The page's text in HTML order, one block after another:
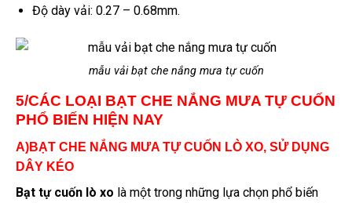
Độ dày vải: 0.27 – 0.68mm.
mẫu vải bạt che nắng mưa tự cuốn
5/CÁC LOẠI BẠT CHE NẮNG MƯA TỰ CUỐN
PHỔ BIẾN HIỆN NAY
A)BẠT CHE NẮNG MƯA TỰ CUỐN LÒ XO, SỬ DỤNG
DÂY KÉO
Bạt tự cuốn lò xo là một trong những lựa chọn phổ biến